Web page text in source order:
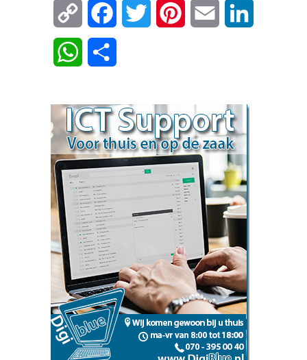
Copy
Link
FacebookTwitter Pinterest Email
WhatsApp